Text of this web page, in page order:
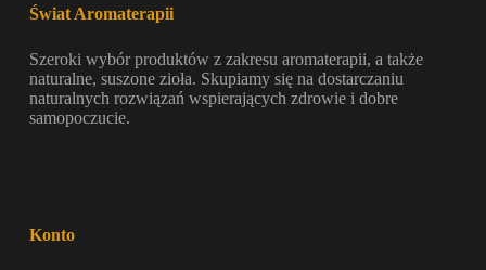
Świat Aromaterapii
Szeroki wybór produktów z zakresu aromaterapii, a także
naturalne, suszone zioła. Skupiamy się na dostarczaniu
naturalnych rozwiązań wspierających zdrowie i dobre
samopoczucie.
Konto